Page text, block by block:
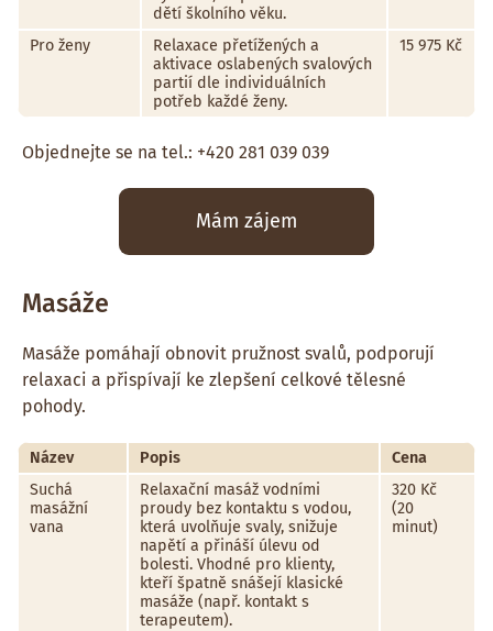
dětí školního věku.
Pro ženy
Relaxace přetížených a
aktivace oslabených svalových
partií dle individuálních
potřeb každé ženy.
15 975 Kč
Objednejte se na tel.: +420 281 039 039
Mám zájem
Masáže
Masáže pomáhají obnovit pružnost svalů, podporují
relaxaci a přispívají ke zlepšení celkové tělesné
pohody.
Název Popis
Cena
Suchá
masážní
vana
Relaxační masáž vodními
proudy bez kontaktu s vodou,
která uvolňuje svaly, snižuje
napětí a přináší úlevu od
bolesti. Vhodné pro klienty,
kteří špatně snášejí klasické
masáže (např. kontakt s
terapeutem).
320 Kč
(20
minut)